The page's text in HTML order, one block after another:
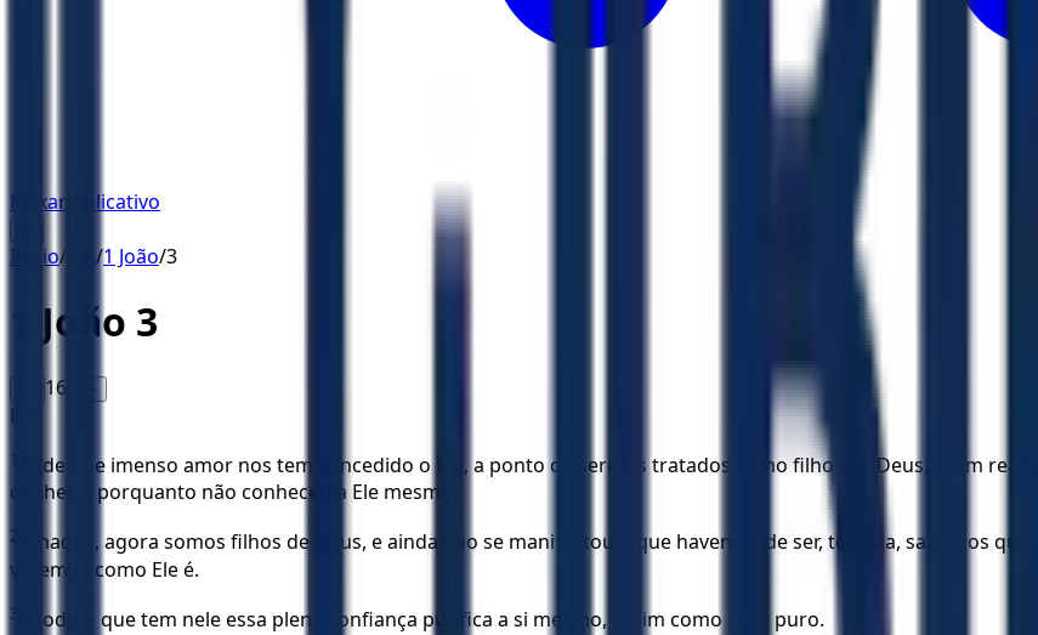
Baixar Aplicativo
Início/ KJA/1 João/3
1 João 3
16 A+
KJA
1
Vede que imenso amor nos tem concedido o Pai, a ponto de sermos tratados como filhos de Deus; e, em
conhece, porquanto não conheceu a Ele mesmo.
2
Amados, agora somos filhos de Deus, e ainda não se manifestou o que havemos de ser, todavia, sabemos
veremos como Ele é.
3 E todo o que tem nele essa plena confiança purifica a si mesmo, assim como Ele é puro.